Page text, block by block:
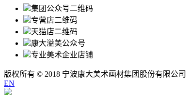
集团公众号二维码
专营店二维码
天猫店二维码
康大溢美公众号
专业美术企业店铺
版权所有 © 2018 宁波康大美术画材集团股份有限公司
EN